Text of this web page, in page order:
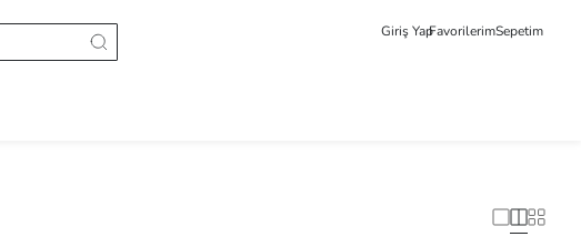
Giriş YapFavorilerimSepetim